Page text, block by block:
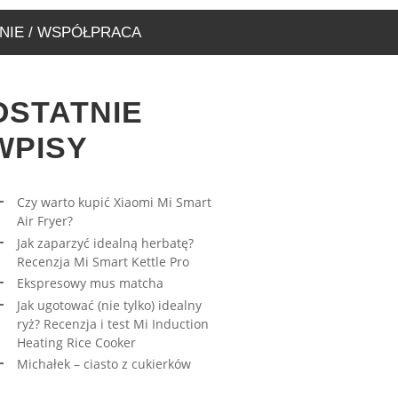
MUS MATCHA
– WYJĄTKOWA
KTÓRĄ MUSICIE
17/08/2019
/ WSPÓŁPRACA
Czy warto kupić Xiaomi Mi Smart
Air Fryer?
Jak zaparzyć idealną herbatę?
Recenzja Mi Smart Kettle Pro
Ekspresowy mus matcha
Jak ugotować (nie tylko) idealny
ryż? Recenzja i test Mi Induction
Heating Rice Cooker
Michałek – ciasto z cukierków